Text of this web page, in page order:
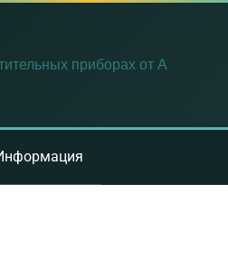
приборах от А